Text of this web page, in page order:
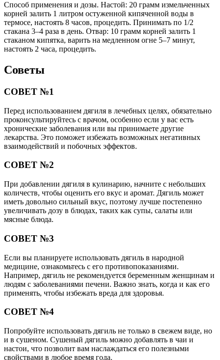
Способ применения и дозы. Настой: 20 грамм измельченных
корней залить 1 литром остуженной кипяченной воды в
термосе, настоять 8 часов, процедить. Принимать по 1/2
стакана 3–4 раза в день. Отвар: 10 грамм корней залить 1
стаканом кипятка, варить на медленном огне 5–7 минут,
настоять 2 часа, процедить.
Советы
СОВЕТ №1
Перед использованием дягиля в лечебных целях, обязательно
проконсультируйтесь с врачом, особенно если у вас есть
хронические заболевания или вы принимаете другие
лекарства. Это поможет избежать возможных негативных
взаимодействий и побочных эффектов.
СОВЕТ №2
При добавлении дягиля в кулинарию, начните с небольших
количеств, чтобы оценить его вкус и аромат. Дягиль может
иметь довольно сильный вкус, поэтому лучше постепенно
увеличивать дозу в блюдах, таких как супы, салаты или
мясные блюда.
СОВЕТ №3
Если вы планируете использовать дягиль в народной
медицине, ознакомьтесь с его противопоказаниями.
Например, дягиль не рекомендуется беременным женщинам и
людям с заболеваниями печени. Важно знать, когда и как его
применять, чтобы избежать вреда для здоровья.
СОВЕТ №4
Попробуйте использовать дягиль не только в свежем виде, но
и в сушеном. Сушеный дягиль можно добавлять в чаи и
настои, что позволит вам наслаждаться его полезными
свойствами в любое время года.